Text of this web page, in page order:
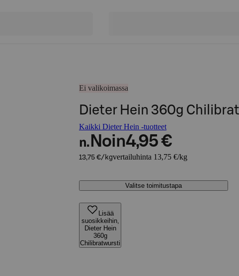
Ei valikoimassa
Dieter Hein 360g
Kaikki Dieter Hein -tuotteet
n. Noin4,95 €
13,75 €/kgvertailuhinta 13,75 €/kg
Valitse toimitustapa
Lisää
suosikkeihin,
Dieter Hein
360g
Chilibratwursti